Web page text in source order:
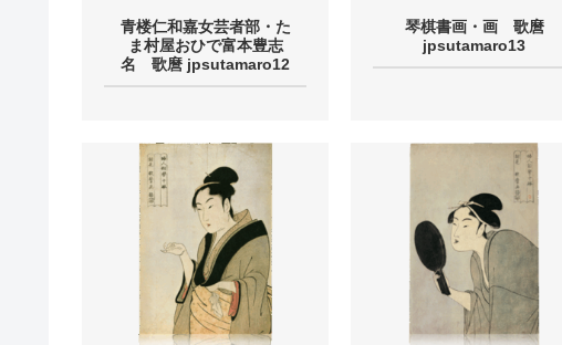
青楼仁和嘉女芸者部・た
ま村屋おひで富本豊志
名 歌麿 jpsutamaro12
琴棋書画・画 歌麿
jpsutamaro13